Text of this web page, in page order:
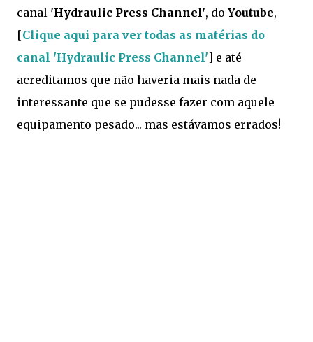
canal 'Hydraulic Press Channel', do Youtube,
[Clique aqui para ver todas as matérias do
canal 'Hydraulic Press Channel'] e até
acreditamos que não haveria mais nada de
interessante que se pudesse fazer com aquele
equipamento pesado... mas estávamos errados!